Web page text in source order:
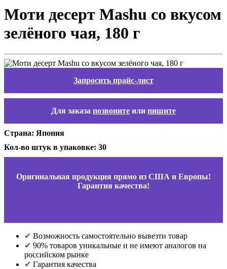
Моти десерт Mashu со вкусом
зелёного чая, 180 г
Запросить прайс-лист
Для заказа позвоните или пишите
Страна: Япония
Кол-во штук в упаковке: 30
Оригинальная продукция прямо из США и Европы!
Гарантия качества!
Возможность самостоятельно вывезти товар
90% товаров уникальные и не имеют аналогов на
российском рынке
Гарантия качества